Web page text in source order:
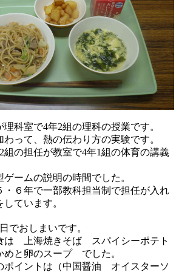
科室で4年2組の理科の授業です。
って、熱の伝わり方の実験です。
の担任が教室で4年1組の体育の講義
ームの説明の時間でした。
・６年で一部教科担当制で担任が入れ
ています。
でおしまいです。
は 上海焼きそば スパイシーポテト
と卵のスープ でした。
ポイントは（中国醤油 オイスターソ